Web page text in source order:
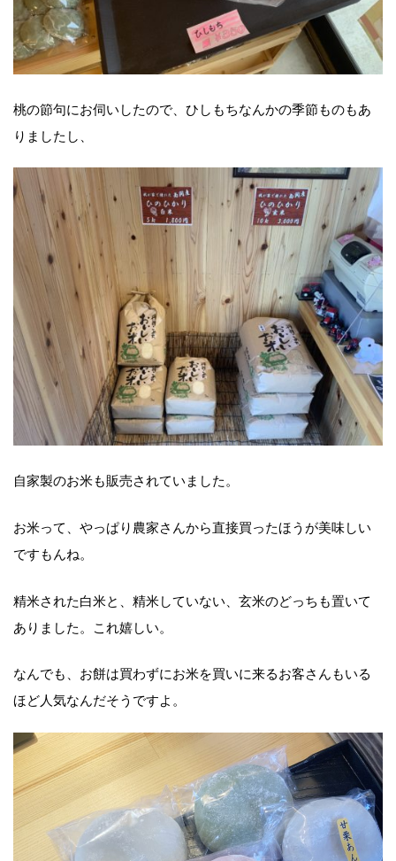
桃の節句にお伺いしたので、ひしもちなんかの季節ものもあ
りましたし、
自家製のお米も販売されていました。
お米って、やっぱり農家さんから直接買ったほうが美味しい
ですもんね。
精米された白米と、精米していない、玄米のどっちも置いて
ありました。これ嬉しい。
なんでも、お餅は買わずにお米を買いに来るお客さんもいる
ほど人気なんだそうですよ。